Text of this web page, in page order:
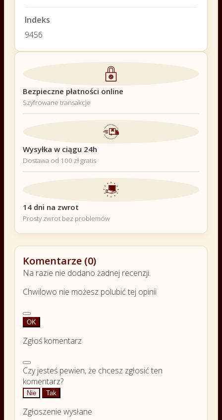
Indeks
9456
Bezpieczne płatności online
Szyfrowane transakcje
Wysyłka w ciągu 24h
Dostawa od 100 zł gratis
14 dni na zwrot
Prosty zwrot bez problemów
Komentarze (0)
Na razie nie dodano żadnej recenzji.
Chwilowo nie możesz polubić tej opinii
OK
Zgłoś komentarz
Czy jesteś pewien, że chcesz zgłosić ten
komentarz?
Nie Tak
Zgłoszenie wysłane